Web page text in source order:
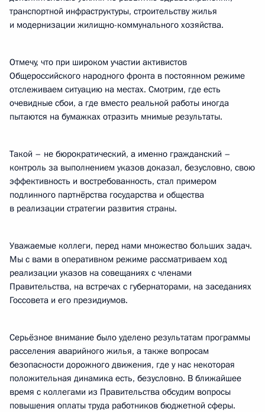
транспортной инфраструктуры, строительству жилья
и модернизации жилищно-коммунального хозяйства.
Отмечу, что при широком участии активистов
Общероссийского народного фронта в постоянном режиме
отслеживаем ситуацию на местах. Смотрим, где есть
очевидные сбои, а где вместо реальной работы иногда
пытаются на бумажках отразить мнимые результаты.
Такой – не бюрократический, а именно гражданский –
контроль за выполнением указов доказал, безусловно, свою
эффективность и востребованность, стал примером
подлинного партнёрства государства и общества
в реализации стратегии развития страны.
Уважаемые коллеги, перед нами множество больших задач.
Мы с вами в оперативном режиме рассматриваем ход
реализации указов на совещаниях с членами
Правительства, на встречах с губернаторами, на заседаниях
Госсовета и его президиумов.
Серьёзное внимание было уделено результатам программы
расселения аварийного жилья, а также вопросам
безопасности дорожного движения, где у нас некоторая
положительная динамика есть, безусловно. В ближайшее
время с коллегами из Правительства обсудим вопросы
повышения оплаты труда работников бюджетной сферы.